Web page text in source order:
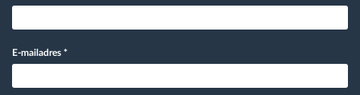
E-mailadres *